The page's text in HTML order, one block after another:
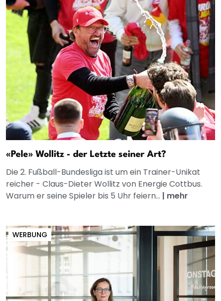
«Pele» Wollitz - der Letzte seiner Art?
Die 2. Fußball-Bundesliga ist um ein Trainer-Unikat
reicher - Claus-Dieter Wollitz von Energie Cottbus.
Warum er seine Spieler bis 5 Uhr feiern... | mehr
WERBUNG